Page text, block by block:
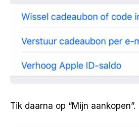
Tik daarna op “Mijn aankopen”.